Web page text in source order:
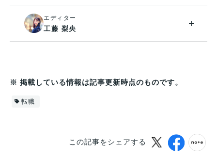
エディター
工藤 梨央
※ 掲載している情報は記事更新時点のものです。
転職
この記事をシェアする